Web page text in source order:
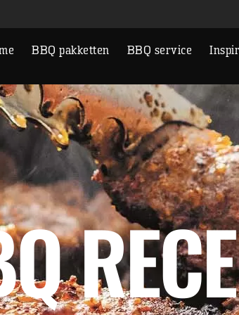
BBQ pakketten BBQ service